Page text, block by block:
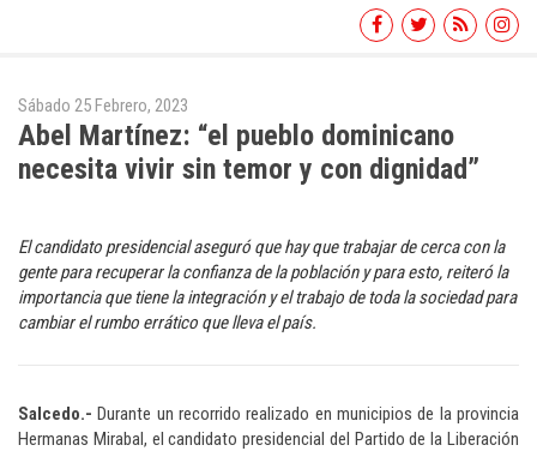
Sábado 25 Febrero, 2023
Abel Martínez: “el pueblo dominicano
necesita vivir sin temor y con dignidad”
El candidato presidencial aseguró que hay que trabajar de cerca con la
gente para recuperar la confianza de la población y para esto, reiteró la
importancia que tiene la integración y el trabajo de toda la sociedad para
cambiar el rumbo errático que lleva el país.
Salcedo.- Durante un recorrido realizado en municipios de la provincia
Hermanas Mirabal, el candidato presidencial del Partido de la Liberación